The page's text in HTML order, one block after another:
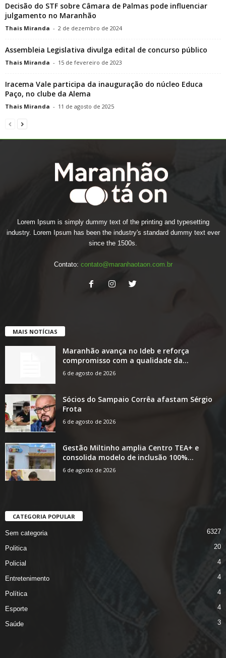
Decisão do STF sobre Câmara de Palmas pode influenciar
julgamento no Maranhão
Thais Miranda - 2 de dezembro de 2024
Assembleia Legislativa divulga edital de concurso público
Thais Miranda - 15 de fevereiro de 2023
Iracema Vale participa da inauguração do núcleo Educa
Paço, no clube da Alema
Thais Miranda - 11 de agosto de 2025
Lorem Ipsum is simply dummy text of the printing and typesetting
industry. Lorem Ipsum has been the industry's standard dummy text ever
since the 1500s.
Contato: contato@maranhaotaon.com.br
MAIS NOTÍCIAS
Maranhão avança no Ideb e reforça
compromisso com a qualidade da...
6 de agosto de 2026
Sócios do Sampaio Corrêa afastam Sérgio
Frota
6 de agosto de 2026
Gestão Miltinho amplia Centro TEA+ e
consolida modelo de inclusão 100%...
6 de agosto de 2026
CATEGORIA POPULAR
Sem categoria 6327
Politica 20
Policial 4
Entretenimento 4
Política 4
Esporte 4
Saúde 3